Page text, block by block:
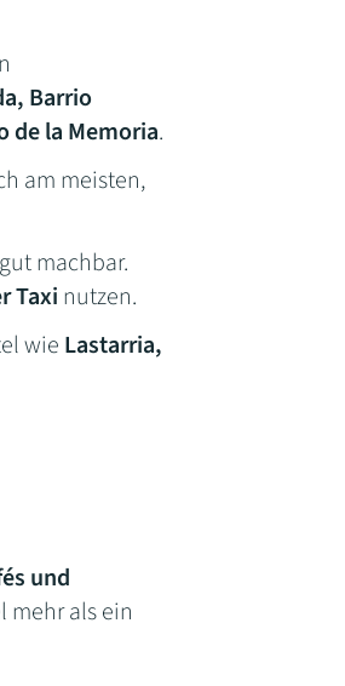
Barrio
de la Memoria.
am meisten,
machbar.
Taxi nutzen.
wie Lastarria,
und
mehr als ein